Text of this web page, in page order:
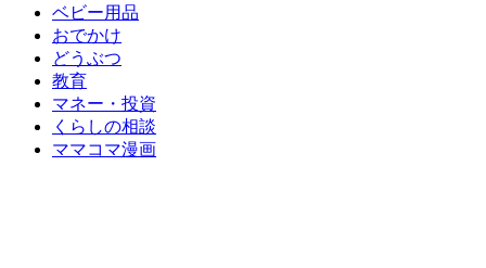
ベビー用品
おでかけ
どうぶつ
教育
マネー・投資
くらしの相談
ママコマ漫画